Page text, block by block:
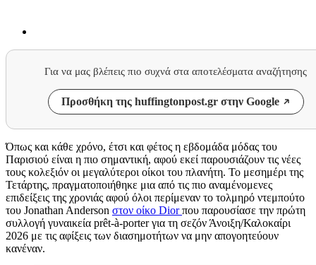
Για να μας βλέπεις πιο συχνά στα αποτελέσματα αναζήτησης
Προσθήκη της huffingtonpost.gr στην Google
Όπως και κάθε χρόνο, έτσι και φέτος η εβδομάδα μόδας του
Παρισιού είναι η πιο σημαντική, αφού εκεί παρουσιάζουν τις νέες
τους κολεξιόν οι μεγαλύτεροι οίκοι του πλανήτη. Το μεσημέρι της
Τετάρτης, πραγματοποιήθηκε μια από τις πιο αναμένομενες
επιδείξεις της χρονιάς αφού όλοι περίμεναν το τολμηρό ντεμπούτο
του Jonathan Anderson στον οίκο Diorπου παρουσίασε την πρώτη
συλλογή γυναικεία prêt-à-porter για τη σεζόν Άνοιξη/Καλοκαίρι
2026 με τις αφίξεις των διασημοτήτων να μην απογοητεύουν
κανέναν.